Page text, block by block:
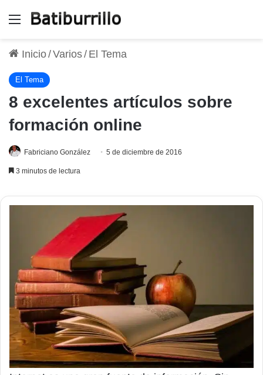
Menú
Inicio/Varios/ El Tema
El Tema
8 excelentes artículos sobre
formación online
Fabriciano González 5 de diciembre de 2016
3 minutos de lectura